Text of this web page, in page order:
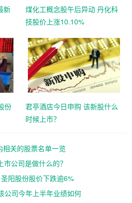
新
煤化工概念股午后异动 丹化科
技股价上涨10.10%
份
君亭酒店今日申购 该新股什么
时候上市？
关的股票名单一览
公司是做什么的？
阳股份股价下跌逾6%
公司今年上半年业绩如何